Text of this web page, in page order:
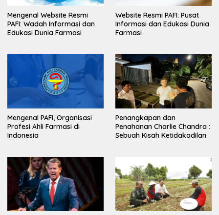
Mengenal Website Resmi
PAFI: Wadah Informasi dan
Edukasi Dunia Farmasi
Website Resmi PAFI: Pusat
Informasi dan Edukasi Dunia
Farmasi
Mengenal PAFI, Organisasi
Profesi Ahli Farmasi di
Indonesia
Penangkapan dan
Penahanan Charlie Chandra :
Sebuah Kisah Ketidakadilan